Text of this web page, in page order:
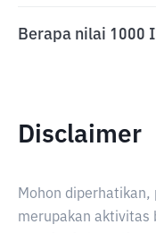
Berapa nilai 1000
Disclaimer
Mohon
merupakan aktivitas